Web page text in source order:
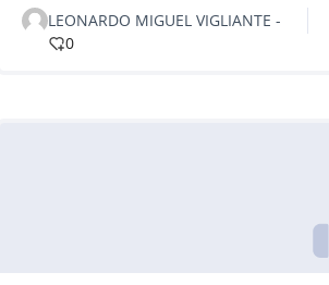
LEONARDO MIGUEL VIGLIANTE -
0